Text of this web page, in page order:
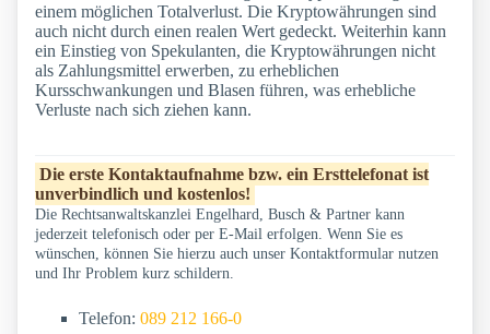
einem möglichen Totalverlust. Die Kryptowährungen sind
auch nicht durch einen realen Wert gedeckt. Weiterhin kann
ein Einstieg von Spekulanten, die Kryptowährungen nicht
als Zahlungsmittel erwerben, zu erheblichen
Kursschwankungen und Blasen führen, was erhebliche
Verluste nach sich ziehen kann.
Die erste Kontaktaufnahme bzw. ein Ersttelefonat ist
unverbindlich und kostenlos!
Die Rechtsanwaltskanzlei Engelhard, Busch & Partner kann
jederzeit telefonisch oder per E-Mail erfolgen. Wenn Sie es
wünschen, können Sie hierzu auch unser Kontaktformular nutzen
und Ihr Problem kurz schildern.
Telefon: 089 212 166-0